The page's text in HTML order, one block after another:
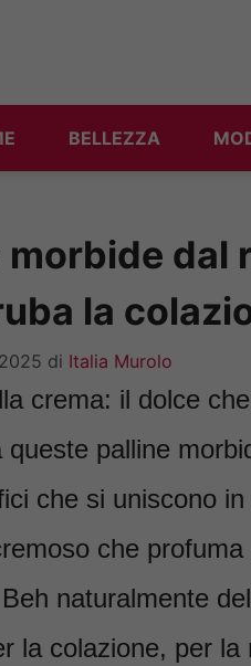
BELLEZZA
morbide dal
la
di Italia Murolo
crema: il dolce
queste palline
che si uniscono
che
naturalmente
la colazione, per